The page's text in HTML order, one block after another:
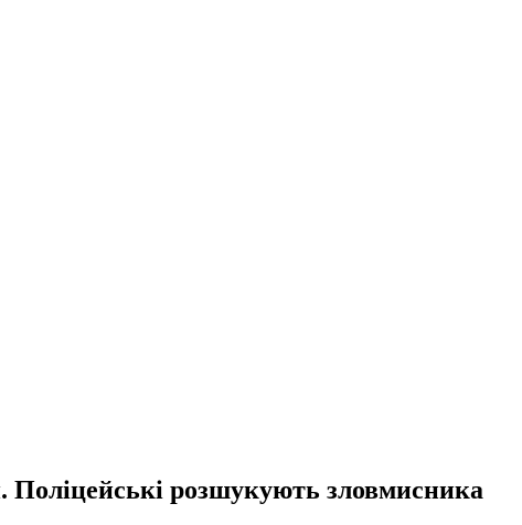
Поліцейські розшукують зловмисника